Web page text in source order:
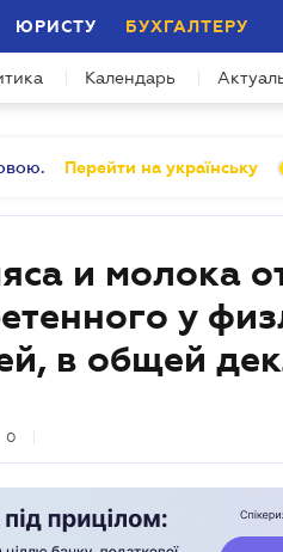
ЮРИСТУ БУХГАЛТЕРУ
Календарь
Перейти на українську
и молока
у
в общей
0